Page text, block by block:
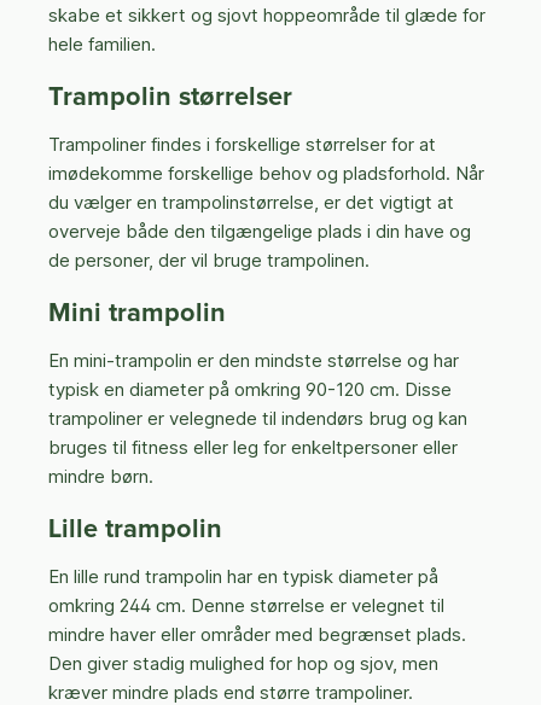
skabe et sikkert og sjovt hoppeområde til glæde for
hele familien.
Trampolin størrelser
Trampoliner findes i forskellige størrelser for at
imødekomme forskellige behov og pladsforhold. Når
du vælger en trampolinstørrelse, er det vigtigt at
overveje både den tilgængelige plads i din have og
de personer, der vil bruge trampolinen.
Mini trampolin
En mini-trampolin er den mindste størrelse og har
typisk en diameter på omkring 90-120 cm. Disse
trampoliner er velegnede til indendørs brug og kan
bruges til fitness eller leg for enkeltpersoner eller
mindre børn.
Lille trampolin
En lille rund trampolin har en typisk diameter på
omkring 244 cm. Denne størrelse er velegnet til
mindre haver eller områder med begrænset plads.
Den giver stadig mulighed for hop og sjov, men
kræver mindre plads end større trampoliner.